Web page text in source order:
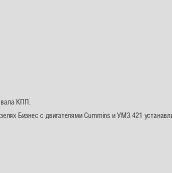
КПП.
Бизнес с двигателями Cummins и УМЗ 421